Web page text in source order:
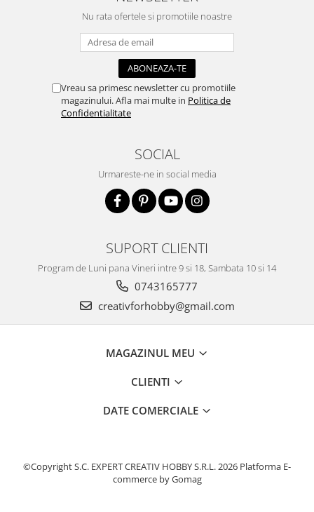
Nu rata ofertele si promotiile noastre
Vreau sa primesc newsletter cu promotiile
magazinului. Afla mai multe in Politica de
Confidentialitate
SOCIAL
Urmareste-ne in social media
SUPORT CLIENTI
Program de Luni pana Vineri intre 9 si 18, Sambata 10 si 14
0743165777
creativforhobby@gmail.com
MAGAZINUL MEU
CLIENTI
DATE COMERCIALE
©Copyright S.C. EXPERT CREATIV HOBBY S.R.L. 2026 Platforma E-
commerce by Gomag